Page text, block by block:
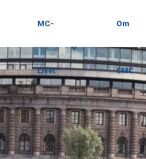
MC-
Livet
Om
SMC